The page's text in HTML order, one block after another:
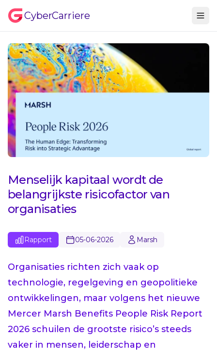
CyberCarriere
Menselijk kapitaal wordt de
belangrijkste risicofactor van
organisaties
Rapport 05-06-2026 Marsh
Organisaties richten zich vaak op
technologie, regelgeving en geopolitieke
ontwikkelingen, maar volgens het nieuwe
Mercer Marsh Benefits People Risk Report
2026 schuilen de grootste risico’s steeds
vaker in mensen, leiderschap en